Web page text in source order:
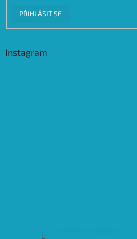
PŘIHLÁSIT SE
Instagram